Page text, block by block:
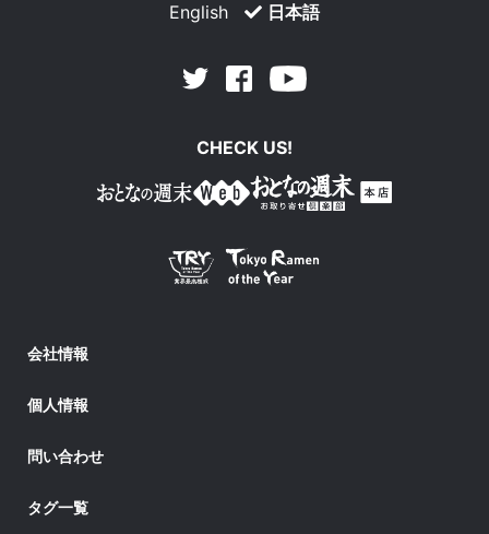
English 日本語
Twitter Facebook
CHECK US!
会社情報
個人情報
問い合わせ
タグ一覧